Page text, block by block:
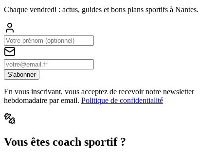
Chaque vendredi : actus, guides et bons plans sportifs à Nantes.
S'abonner
En vous inscrivant, vous acceptez de recevoir notre newsletter
hebdomadaire par email. Politique de confidentialité
Vous êtes coach sportif ?